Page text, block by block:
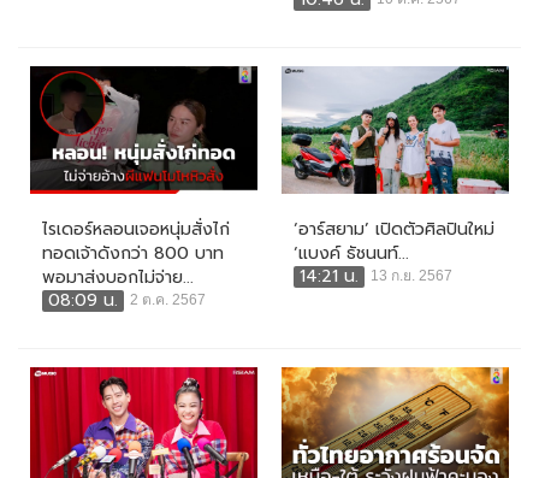
ไรเดอร์หลอนเจอหนุ่มสั่งไก่
ทอดเจ้าดังกว่า 800 บาท
พอมาส่งบอกไม่จ่าย...
08:09 น.
2 ต.ค. 2567
‘อาร์สยาม’ เปิดตัวศิลปินใหม่
‘แบงค์ ธัชนนท์...
14:21 น.
13 ก.ย. 2567